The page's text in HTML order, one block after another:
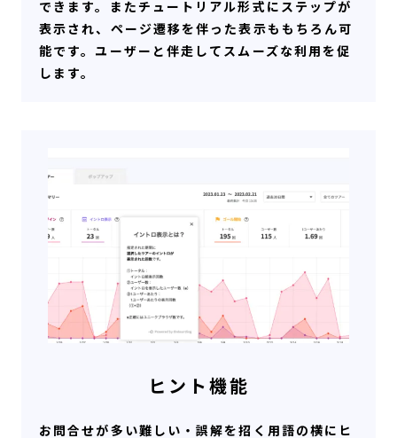
できます。またチュートリアル形式にステップが
表示され、ページ遷移を伴った表示ももちろん可
能です。ユーザーと伴走してスムーズな利用を促
します。
ヒント機能
お問合せが多い難しい・誤解を招く用語の横にヒ